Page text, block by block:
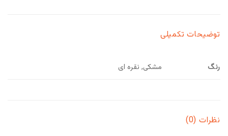
توضیحات تکمیلی
رنگ مشکی, نقره ای
نظرات (0)